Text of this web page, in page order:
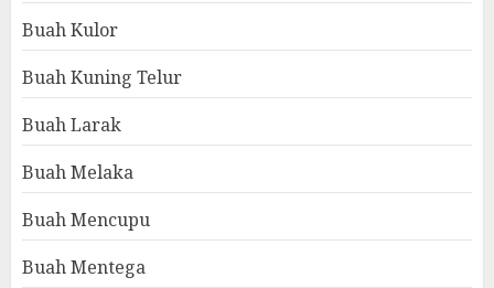
Buah Kulor
Buah Kuning Telur
Buah Larak
Buah Melaka
Buah Mencupu
Buah Mentega